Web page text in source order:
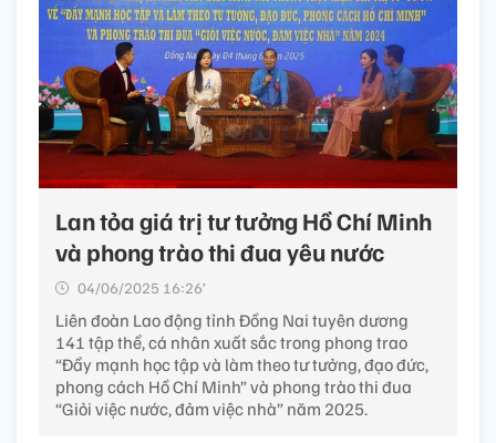
Lan tỏa giá trị tư tưởng Hồ Chí Minh
và phong trào thi đua yêu nước
04/06/2025 16:26’
Liên đoàn Lao động tỉnh Đồng Nai tuyên dương
141 tập thể, cá nhân xuất sắc trong phong trao
“Đẩy mạnh học tập và làm theo tư tưởng, đạo đức,
phong cách Hồ Chí Minh” và phong trào thi đua
“Giỏi việc nước, đảm việc nhà” năm 2025.